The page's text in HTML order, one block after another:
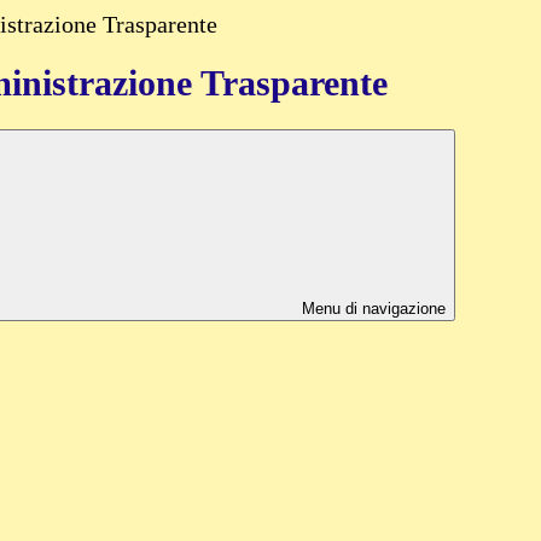
Trasparente
Trasparente
Menu di navigazione